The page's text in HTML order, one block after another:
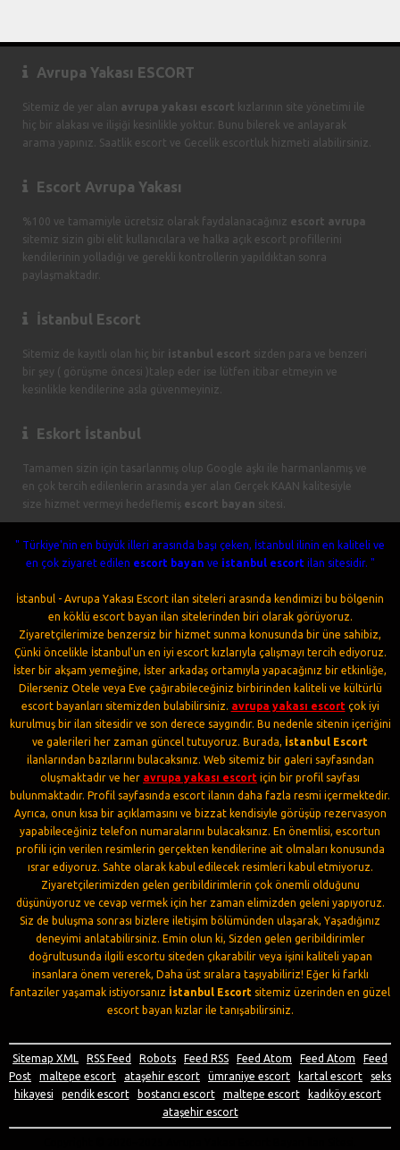
Avrupa Yakası ESCORT
Sitemiz de yer alan avrupa yakası escort kızlarının site yönetimi ile
hiç bir alakası ve ilişiği kesinlikle yoktur. Bunu bilerek ve anlayarak
arama yapınız. Saatlik escort ve Gecelik escortluk hizmeti alabilirsiniz.
Escort Avrupa Yakası
%100 ve tamamiyle ücretsiz olarak faydalanacağınız escort avrupa
sitemiz sizin gibi elit kullanıcılara ve halka açık escort profillerini
kendilerinin yolladığı ve gerekli kontrollerin yapıldıktan sonra
paylaşmaktadır.
İstanbul Escort
Sitemiz de kayıtlı olan hiç bir istanbul escort sizden para ve benzeri
bir şey ( görüşme öncesi )talep eder ise lütfen itibar etmeyin ve
kesinlikle kendilerine asla güvenmeyiniz.
Eskort İstanbul
Tamamen sizin için tasarlanmış olup Google aşkı ile harmanlanmış ve
en çok tercih edilenlerin arasında yer alan Gerçek KAAN kalitesiyle
size hizmet vermeyi hedeflemiş escort bayan sitesi.
" Türkiye'nin en büyük illeri arasında başı çeken, İstanbul ilinin en kaliteli ve
en çok ziyaret edilen escort bayan ve istanbul escort ilan sitesidir. "
İstanbul - Avrupa Yakası Escort ilan siteleri arasında kendimizi bu bölgenin
en köklü escort bayan ilan sitelerinden biri olarak görüyoruz.
Ziyaretçilerimize benzersiz bir hizmet sunma konusunda bir üne sahibiz,
Çünki öncelikle İstanbul'un en iyi escort kızlarıyla çalışmayı tercih ediyoruz.
İster bir akşam yemeğine, İster arkadaş ortamıyla yapacağınız bir etkinliğe,
Dilerseniz Otele veya Eve çağırabileceğiniz birbirinden kaliteli ve kültürlü
escort bayanları sitemizden bulabilirsiniz. avrupa yakası escort çok iyi
kurulmuş bir ilan sitesidir ve son derece saygındır. Bu nedenle sitenin içeriğini
ve galerileri her zaman güncel tutuyoruz. Burada, İstanbul Escort
ilanlarından bazılarını bulacaksınız. Web sitemiz bir galeri sayfasından
oluşmaktadır ve her avrupa yakası escort için bir profil sayfası
bulunmaktadır. Profil sayfasında escort ilanın daha fazla resmi içermektedir.
Ayrıca, onun kısa bir açıklamasını ve bizzat kendisiyle görüşüp rezervasyon
yapabileceğiniz telefon numaralarını bulacaksınız. En önemlisi, escortun
profili için verilen resimlerin gerçekten kendilerine ait olmaları konusunda
ısrar ediyoruz. Sahte olarak kabul edilecek resimleri kabul etmiyoruz.
Ziyaretçilerimizden gelen geribildirimlerin çok önemli olduğunu
düşünüyoruz ve cevap vermek için her zaman elimizden geleni yapıyoruz.
Siz de buluşma sonrası bizlere iletişim bölümünden ulaşarak, Yaşadığınız
deneyimi anlatabilirsiniz. Emin olun ki, Sizden gelen geribildirimler
doğrultusunda ilgili escortu siteden çıkarabilir veya işini kaliteli yapan
insanlara önem vererek, Daha üst sıralara taşıyabiliriz! Eğer ki farklı
fantaziler yaşamak istiyorsanız İstanbul Escort sitemiz üzerinden en güzel
escort bayan kızlar ile tanışabilirsiniz.
Sitemap XML RSS Feed Robots Feed RSS Feed Atom Feed Atom
Feed
Post
maltepe escort ataşehir escort ümraniye escort kartal escort
seks
hikayesi
pendik escort| bostancı escort| maltepe escort| kadıköy escort|
ataşehir escort